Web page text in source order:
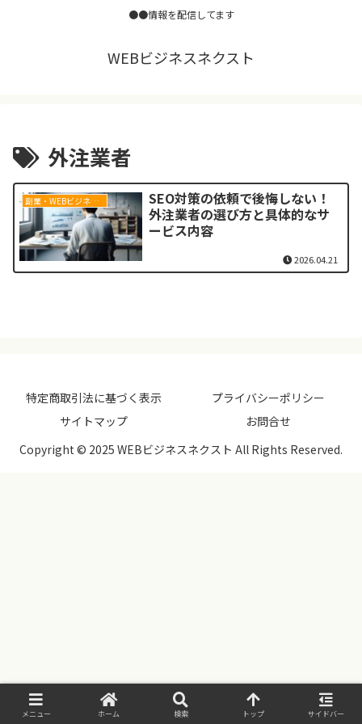
●●情報を配信してます
WEBビジネスネクスト
外注業者
副業・WEBビジネス基礎
SEO対策の依頼で後悔しない！
外注業者の選び方と具体的なサ
ービス内容
2026.04.21
特定商取引法に基づく表示
プライバシーポリシー
サイトマップ
お問合せ
Copyright © 2025 WEBビジネスネクスト All Rights Reserved.
メニュー ホーム 検索 トップ サイドバー